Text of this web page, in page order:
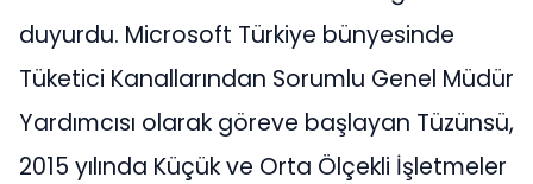
duyurdu. Microsoft Türkiye bünyesinde
Tüketici Kanallarından Sorumlu Genel Müdür
Yardımcısı olarak göreve başlayan Tüzünsü,
2015 yılında Küçük ve Orta Ölçekli İşletmeler